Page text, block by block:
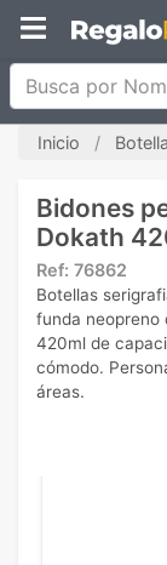
Busca por
Inicio
Bidones
Dokath
Ref: 76862
Botellas
funda neopreno
420ml de
cómodo.
áreas.